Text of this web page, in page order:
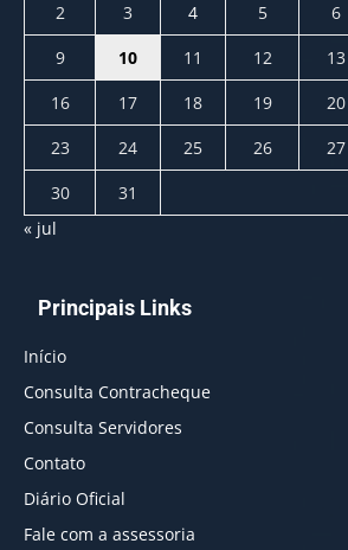
2
3 4 5 6
9
10 11 12 13
16
17 18 19 20
23
24 25 26 27
30
31
« jul
Principais Links
Início
Consulta Contracheque
Consulta Servidores
Contato
Diário Oficial
Fale com a assessoria